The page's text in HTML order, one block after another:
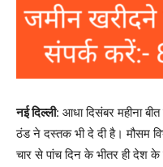
नई दिल्ली: आधा दिसंबर महीना
ठंड ने दस्तक भी दे दी है। मौसम
चार से पांच दिन के भीतर ही